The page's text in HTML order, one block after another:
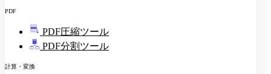
PDF
PDF圧縮ツール
PDF分割ツール
計算・変換